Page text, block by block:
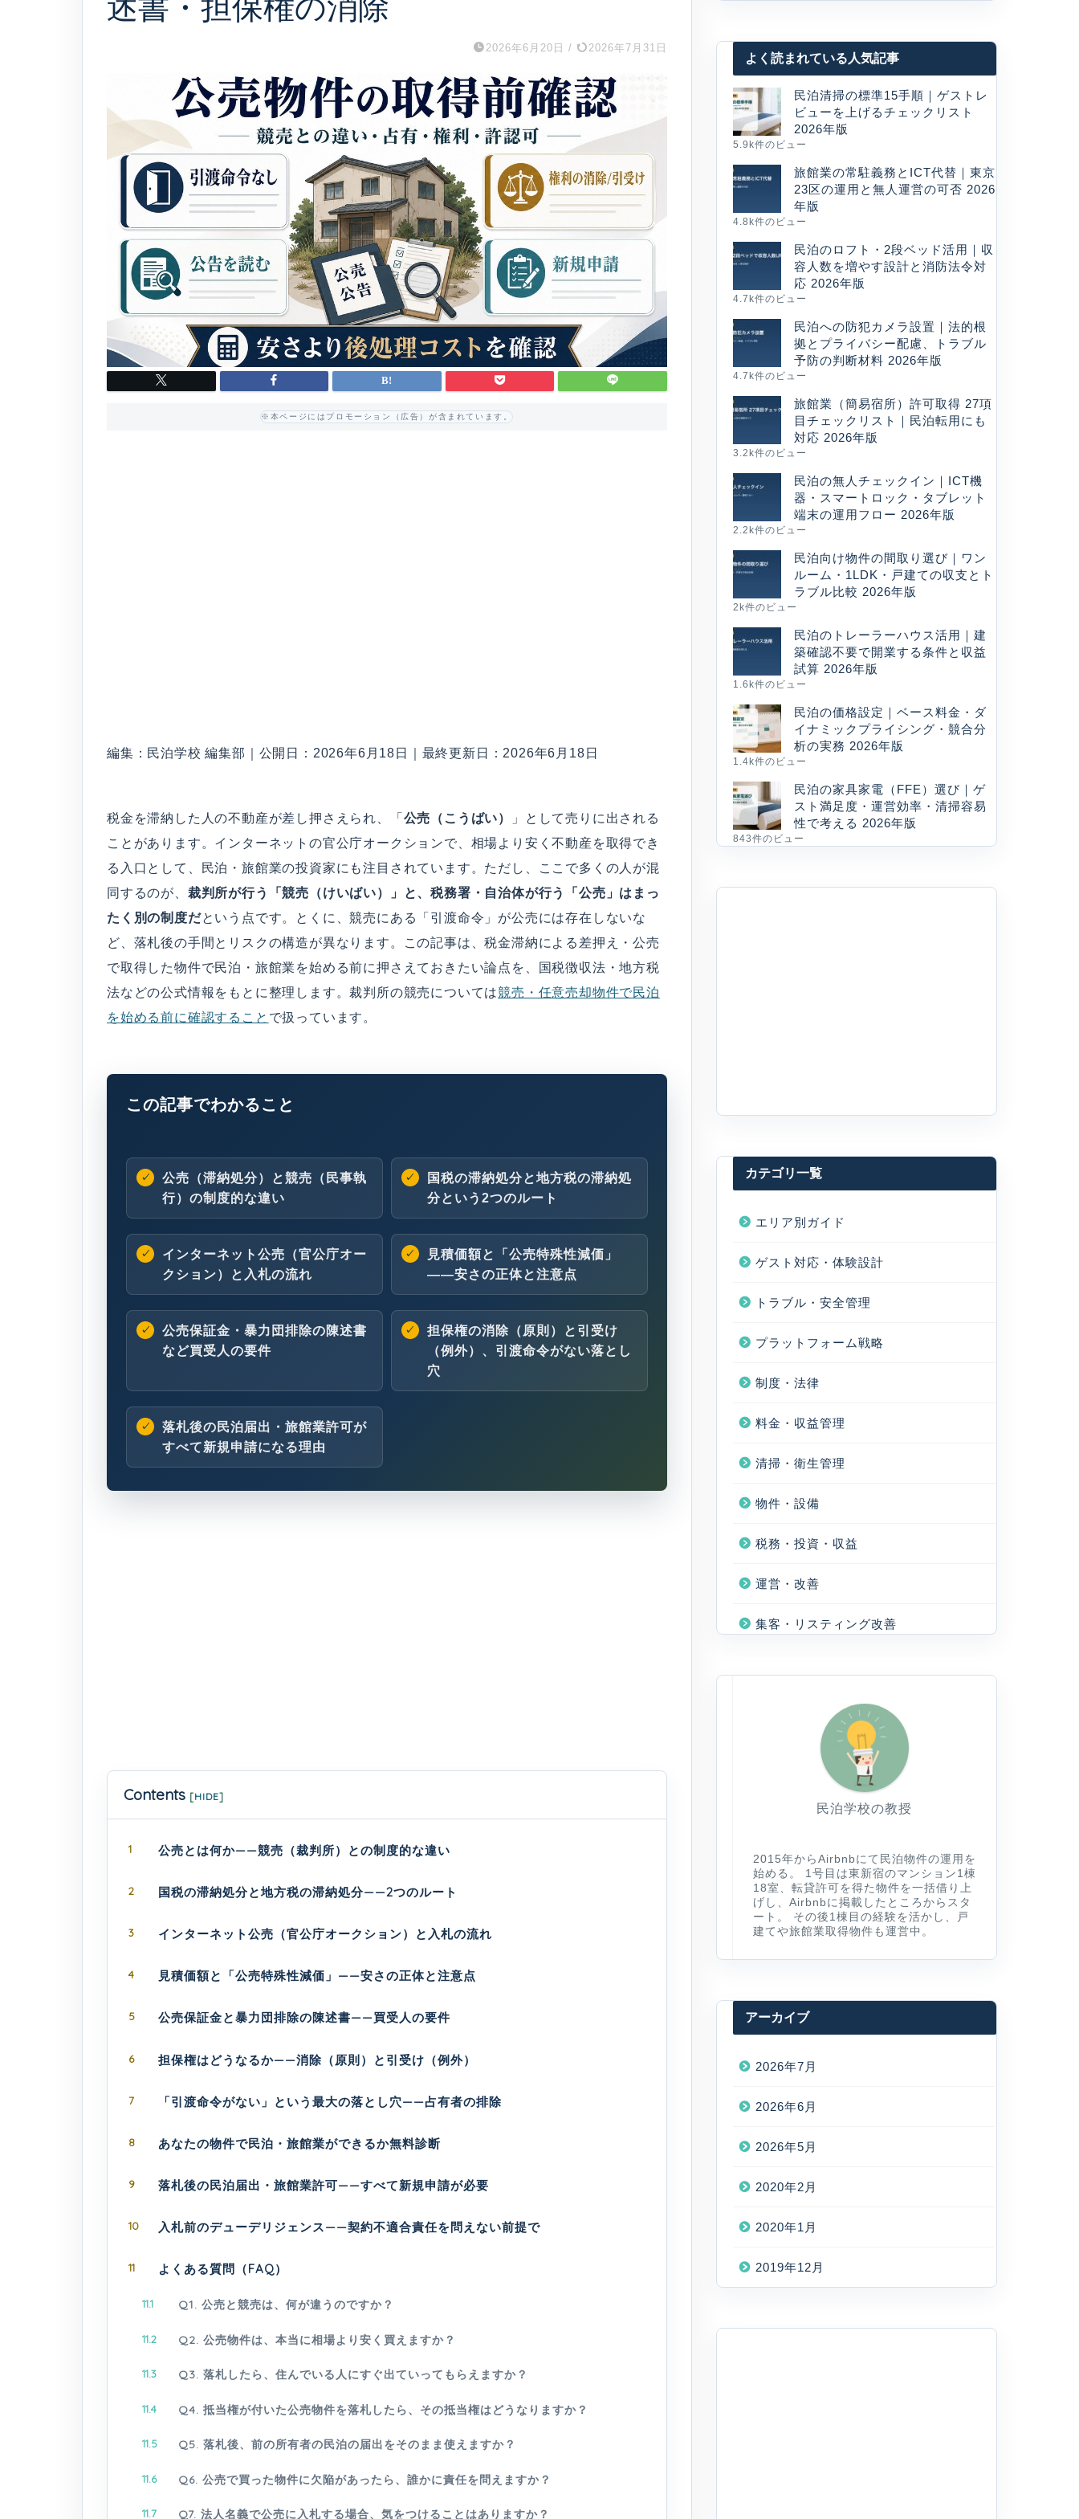
述書・担保権の消除
2026年6月20日 / 2026年7月31日
※本ページにはプロモーション（広告）が含まれています。
編集：民泊学校 編集部｜公開日：2026年6月18日｜最終更新日：2026年6月18日
税金を滞納した人の不動産が差し押さえられ、「 公売（こうばい）
」として売りに出される
ことがあります。インターネットの官公庁オークションで、相場より安く不動産を取得でき
る入口として、民泊・旅館業の投資家にも注目されています。ただし、ここで多くの人が混
同するのが、 裁判所が行う「競売（けいばい）」と、税務署・自治体が行う「公売」はまっ
たく別の制度だという点です。とくに、競売にある「引渡命令」が公売には存在しないな
ど、落札後の手間とリスクの構造が異なります。この記事は、税金滞納による差押え・公売
で取得した物件で民泊・旅館業を始める前に押さえておきたい論点を、国税徴収法・地方税
法などの公式情報をもとに整理します。裁判所の競売については競売・任意売却物件で民泊
を始める前に確認すること で扱っています。
この記事でわかること
公売（滞納処分）と競売（民事執
行）の制度的な違い
国税の滞納処分と地方税の滞納処
分という2つのルート
インターネット公売（官公庁オー
クション）と入札の流れ
見積価額と「公売特殊性減価」
——安さの正体と注意点
公売保証金・暴力団排除の陳述書
など買受人の要件
担保権の消除（原則）と引受け
（例外）、引渡命令がない落とし
穴
落札後の民泊届出・旅館業許可が
すべて新規申請になる理由
Contents [HIDE]
1 公売とは何か——競売（裁判所）との制度的な違い
2 国税の滞納処分と地方税の滞納処分——2つのルート
3 インターネット公売（官公庁オークション）と入札の流れ
4 見積価額と「公売特殊性減価」——安さの正体と注意点
5 公売保証金と暴力団排除の陳述書——買受人の要件
6 担保権はどうなるか——消除（原則）と引受け（例外）
7 「引渡命令がない」という最大の落とし穴——占有者の排除
8 あなたの物件で民泊・旅館業ができるか無料診断
9 落札後の民泊届出・旅館業許可——すべて新規申請が必要
10 入札前のデューデリジェンス——契約不適合責任を問えない前提で
11 よくある質問（FAQ）
11.1 Q1. 公売と競売は、何が違うのですか？
11.2 Q2. 公売物件は、本当に相場より安く買えますか？
11.3 Q3. 落札したら、住んでいる人にすぐ出ていってもらえますか？
11.4 Q4. 抵当権が付いた公売物件を落札したら、その抵当権はどうなりますか？
11.5 Q5. 落札後、前の所有者の民泊の届出をそのまま使えますか？
11.6 Q6. 公売で買った物件に欠陥があったら、誰かに責任を問えますか？
11.7 Q7. 法人名義で公売に入札する場合、気をつけることはありますか？
よく読まれている人気記事
民泊清掃の標準15手順｜ゲストレ
ビューを上げるチェックリスト
2026年版
5.9k件のビュー
旅館業の常駐義務とICT代替｜東京
23区の運用と無人運営の可否 2026
年版
4.8k件のビュー
民泊のロフト・2段ベッド活用｜収
容人数を増やす設計と消防法令対
応 2026年版
4.7k件のビュー
民泊への防犯カメラ設置｜法的根
拠とプライバシー配慮、トラブル
予防の判断材料 2026年版
4.7k件のビュー
旅館業（簡易宿所）許可取得 27項
目チェックリスト｜民泊転用にも
対応 2026年版
3.2k件のビュー
民泊の無人チェックイン｜ICT機
器・スマートロック・タブレット
端末の運用フロー 2026年版
2.2k件のビュー
民泊向け物件の間取り選び｜ワン
ルーム・1LDK・戸建ての収支とト
ラブル比較 2026年版
2k件のビュー
民泊のトレーラーハウス活用｜建
築確認不要で開業する条件と収益
試算 2026年版
1.6k件のビュー
民泊の価格設定｜ベース料金・ダ
イナミックプライシング・競合分
析の実務 2026年版
1.4k件のビュー
民泊の家具家電（FFE）選び｜ゲ
スト満足度・運営効率・清掃容易
性で考える 2026年版
843件のビュー
カテゴリ一覧
エリア別ガイド
ゲスト対応・体験設計
トラブル・安全管理
プラットフォーム戦略
制度・法律
料金・収益管理
清掃・衛生管理
物件・設備
税務・投資・収益
運営・改善
集客・リスティング改善
民泊学校の教授
2015年からAirbnbにて民泊物件の運用を
始める。 1号目は東新宿のマンション1棟
18室、転貸許可を得た物件を一括借り上
げし、Airbnbに掲載したところからスタ
ート。 その後1棟目の経験を活かし、戸
建てや旅館業取得物件も運営中。
アーカイブ
2026年7月
2026年6月
2026年5月
2020年2月
2020年1月
2019年12月